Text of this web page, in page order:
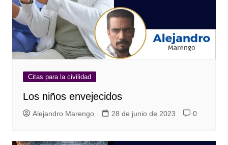
Citas para la civilidad
Los niños envejecidos
Alejandro Marengo 28 de junio de 2023 0